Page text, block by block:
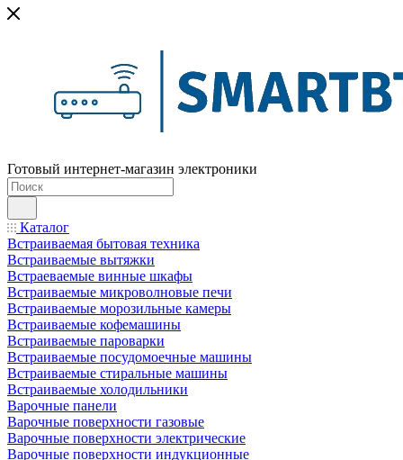
Готовый интернет-магазин электроники
Каталог
Встраиваемая бытовая техника
Встраиваемые вытяжки
Встраеваемые винные шкафы
Встраиваемые микроволновые печи
Встраиваемые морозильные камеры
Встраиваемые кофемашины
Встраиваемые пароварки
Встраиваемые посудомоечные машины
Встраиваемые стиральные машины
Встраиваемые холодильники
Варочные панели
Варочные поверхности газовые
Варочные поверхности электрические
Варочные поверхности индукционные